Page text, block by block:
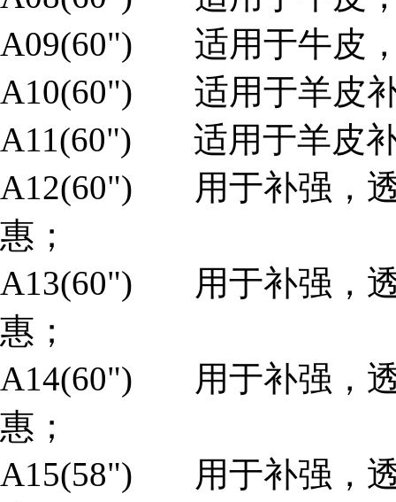
A09(60") 适用于牛皮，
A10(60") 适用于羊皮补
A11(60") 适用于羊皮补
A12(60") 用于补强，透
惠；
A13(60") 用于补强，透
惠；
A14(60") 用于补强，透
惠；
A15(58") 用于补强，透